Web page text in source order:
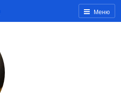
Меню